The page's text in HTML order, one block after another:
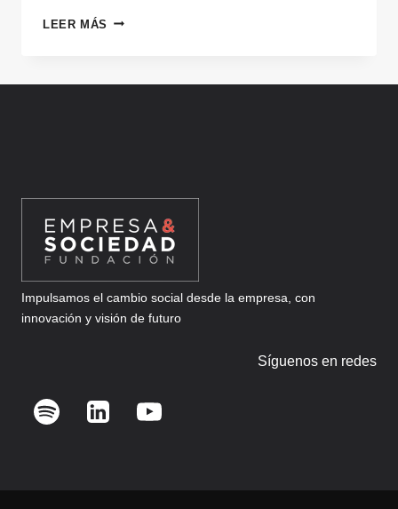
LEER MÁS PREMIO
Impulsamos el cambio social desde la empresa, con
innovación y visión de futuro
Síguenos en redes